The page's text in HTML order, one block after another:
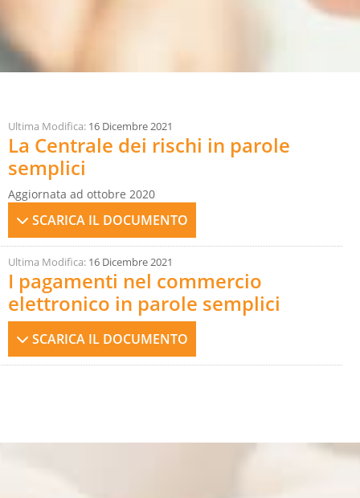
Ultima Modifica: 16 Dicembre 2021
La Centrale dei rischi in parole
semplici
Aggiornata ad ottobre 2020
SCARICA IL DOCUMENTO
Ultima Modifica: 16 Dicembre 2021
I pagamenti nel commercio
elettronico in parole semplici
SCARICA IL DOCUMENTO